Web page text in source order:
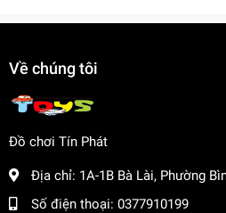
Về chúng tôi
Đồ chơi Tín Phát
Địa chỉ: 1A-1B Bà Lài, Phường
Số điện thoại: 0377910199